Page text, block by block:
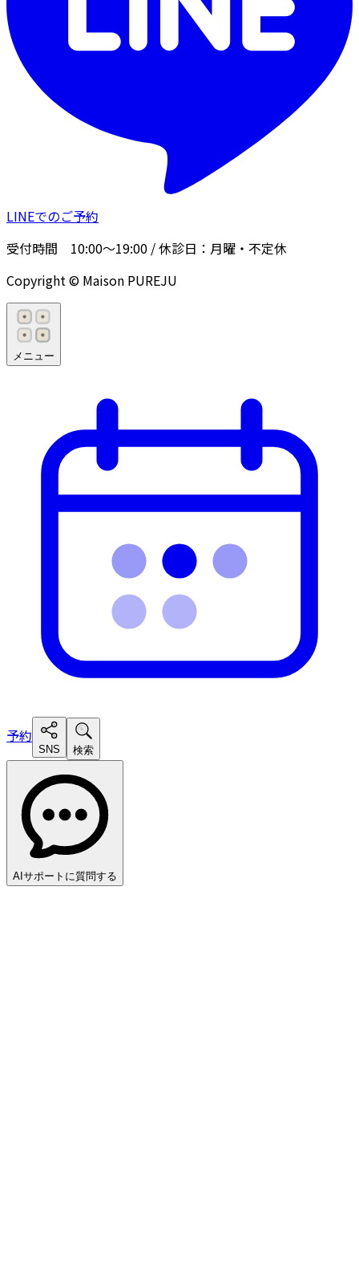
LINEでのご予約
受付時間 10:00〜19:00 / 休診日： 月曜・不定休
Copyright © Maison PUREJU
メニュー
予約
SNS 検索
AIサポートに質問する